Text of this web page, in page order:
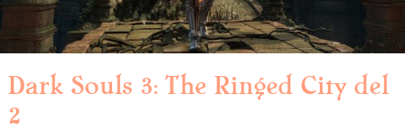
Dark Souls 3: The Ringed City del
2